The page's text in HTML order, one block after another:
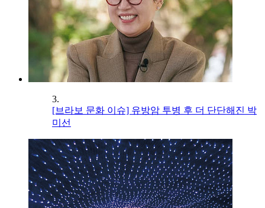
3.
[브라보 문화 이슈] 유방암 투병 후 더 단단해진 박
미선